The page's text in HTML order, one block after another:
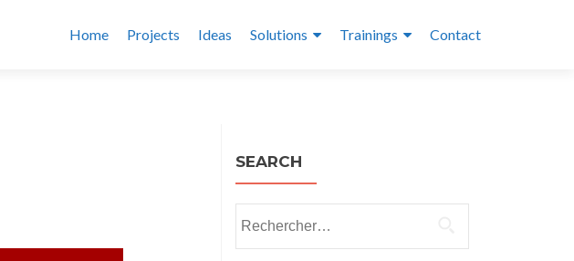
Home Projects Ideas Solutions Trainings Contact
SEARCH